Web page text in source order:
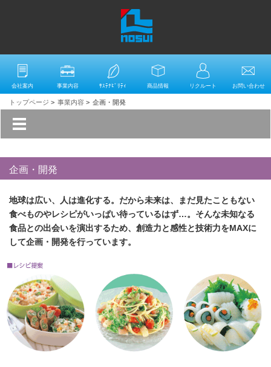
会社案内 事業内容 ｻｽﾃﾅﾋﾞﾘﾃｨ 商品情報 リクルート お問い合わせ
トップページ > 事業内容 > 企画・開発
企画・開発
地球は広い、人は進化する。だから未来は、まだ見たこともない
食べものやレシピがいっぱい待っているはず…。そんな未知なる
食品との出会いを演出するため、創造力と感性と技術力をMAXに
して企画・開発を行っています。